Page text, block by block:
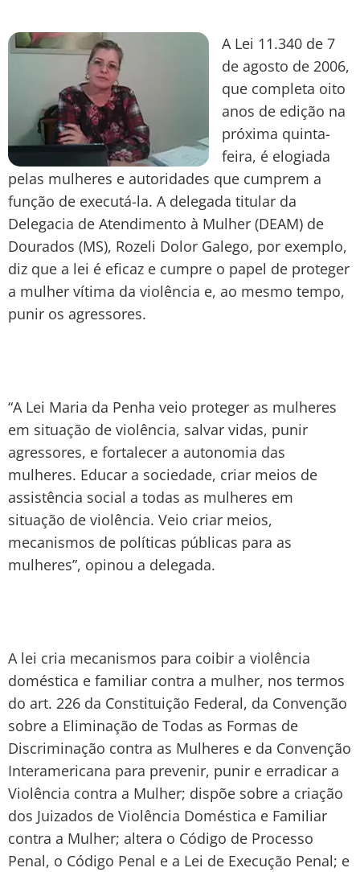
A Lei 11.340 de 7
de agosto de 2006,
que completa oito
anos de edição na
próxima quinta-
feira, é elogiada
pelas mulheres e autoridades que cumprem a
função de executá-la. A delegada titular da
Delegacia de Atendimento à Mulher (DEAM) de
Dourados (MS), Rozeli Dolor Galego, por exemplo,
diz que a lei é eficaz e cumpre o papel de proteger
a mulher vítima da violência e, ao mesmo tempo,
punir os agressores.
“A Lei Maria da Penha veio proteger as mulheres
em situação de violência, salvar vidas, punir
agressores, e fortalecer a autonomia das
mulheres. Educar a sociedade, criar meios de
assistência social a todas as mulheres em
situação de violência. Veio criar meios,
mecanismos de políticas públicas para as
mulheres”, opinou a delegada.
A lei cria mecanismos para coibir a violência
doméstica e familiar contra a mulher, nos termos
do art. 226 da Constituição Federal, da Convenção
sobre a Eliminação de Todas as Formas de
Discriminação contra as Mulheres e da Convenção
Interamericana para prevenir, punir e erradicar a
Violência contra a Mulher; dispõe sobre a criação
dos Juizados de Violência Doméstica e Familiar
contra a Mulher; altera o Código de Processo
Penal, o Código Penal e a Lei de Execução Penal; e